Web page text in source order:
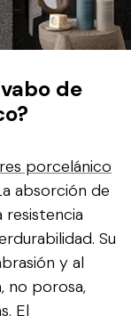
de
porcelánico
absorción de
resistencia
Su
y al
no porosa,
El